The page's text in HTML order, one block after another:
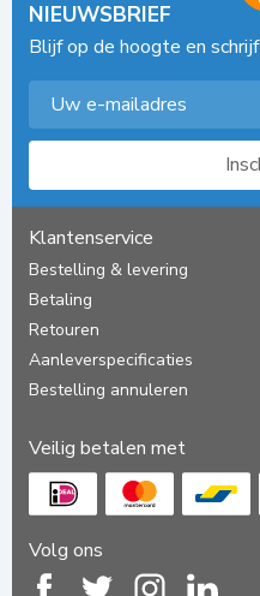
NIEUWSBRIEF
Blijf op de hoogte en
Klantenservice
Bestelling & levering
Betaling
Retouren
Aanleverspecificaties
Bestelling annuleren
Veilig betalen met
Volg ons